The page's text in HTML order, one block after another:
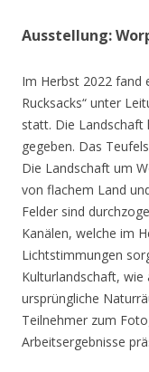
Ausstellung:
Im Herbst 2022 fand
Rucksacks“ unter
statt. Die Landschaft
gegeben. Das
Die Landschaft um
von flachem Land
Felder sind
Kanälen, welche im
Lichtstimmungen
Kulturlandschaft, wie
ursprüngliche
Teilnehmer zum
Arbeitsergebnisse